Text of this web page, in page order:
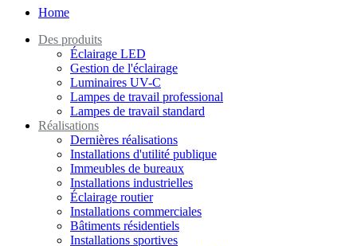
Home
Des produits
Éclairage LED
Gestion de l'éclairage
Luminaires UV-C
Lampes de travail professional
Lampes de travail standard
Réalisations
Dernières réalisations
Installations d'utilité publique
Immeubles de bureaux
Installations industrielles
Éclairage routier
Installations commerciales
Bâtiments résidentiels
Installations sportives